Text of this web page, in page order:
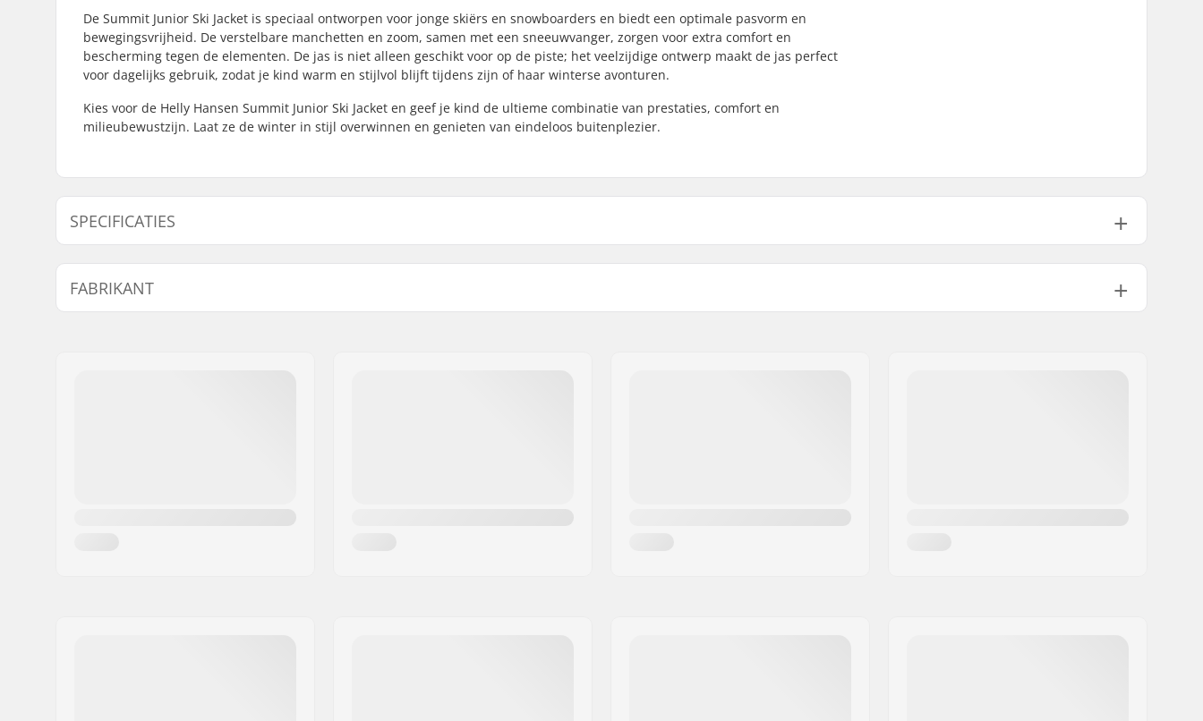
De Summit Junior Ski Jacket is speciaal ontworpen voor jonge skiërs en snowboarders en biedt een optimale pasvorm en
bewegingsvrijheid. De verstelbare manchetten en zoom, samen met een sneeuwvanger, zorgen voor extra comfort en
bescherming tegen de elementen. De jas is niet alleen geschikt voor op de piste; het veelzijdige ontwerp maakt de jas perfect
voor dagelijks gebruik, zodat je kind warm en stijlvol blijft tijdens zijn of haar winterse avonturen.
Kies voor de Helly Hansen Summit Junior Ski Jacket en geef je kind de ultieme combinatie van prestaties, comfort en
milieubewustzijn. Laat ze de winter in stijl overwinnen en genieten van eindeloos buitenplezier.
SPECIFICATIES
Type:
Hard Shell
Activiteit:
Day
Isolatie:
Polyester
Geslacht:
Junior
FABRIKANT